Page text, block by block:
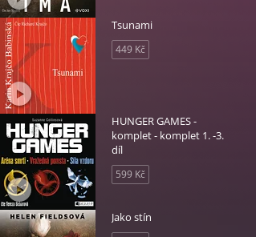
Tsunami
449 Kč
HUNGER GAMES -
komplet - komplet 1. -3.
díl
599 Kč
Jako stín